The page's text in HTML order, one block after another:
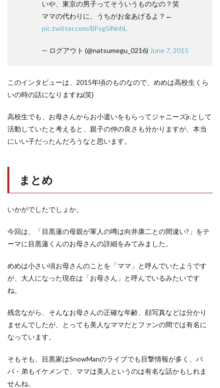
いや、東京の男子ってそういうものなの？笑
ママの代わりに、うちがお金あげるよ？←
pic.twitter.com/BFsg5iNnhL
— ログアウト (@natsumegu_0216) June 7, 2015
このインタビューは、2015年頃のものなので、めめは高校生くら
いの時の話になりますね(笑)
高校生でも、お母さんからお小遣いをもらってジャニーズjr.として
活動していたと考えると、親子の仲の良さも分かりますが、本当
にいい子だったんだろうなと思います。
まとめ
いかがでしたでしょか。
今回は、「目黒蓮の母親が軍人の噂は向井康二との間違い?」をテ
ーマに目黒蓮くんのお母さんの詳細をみてみました。
めめは小さい頃お母さんのことを「ママ」と呼んでいたようです
が、大人になった現在は「お母さん」と呼んでいるみたいです
ね。
残念ながら、そんなお母さんの正確な年齢、顔写真などは分かり
ませんでしたが、とっても美人なママだとファンの間では有名に
なっています。
そもそも、目黒家はSnowManのライブでも目撃情報が多く、パ
パ・弟もイケメンで、ママは美人というのは有名な話かもしれま
せんね。